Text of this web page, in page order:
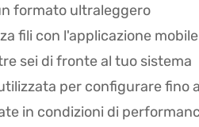
formato ultraleggero
fili con l'applicazione
sei di fronte al tuo sistema
per configurare
in condizioni di